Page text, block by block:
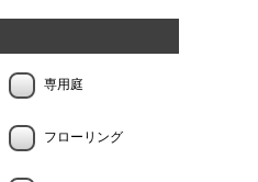
専用庭
フローリング